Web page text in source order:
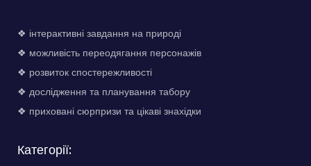
❖ інтерактивні завдання на природі
❖ можливість переодягання персонажів
❖ розвиток спостережливості
❖ дослідження та планування табору
❖ приховані сюрпризи та цікаві знахідки
Категорії: